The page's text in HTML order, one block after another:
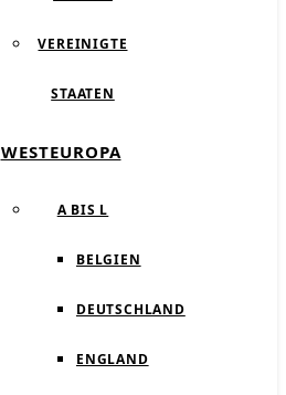
VEREINIGTE
STAATEN
WESTEUROPA
A BIS L
BELGIEN
DEUTSCHLAND
ENGLAND